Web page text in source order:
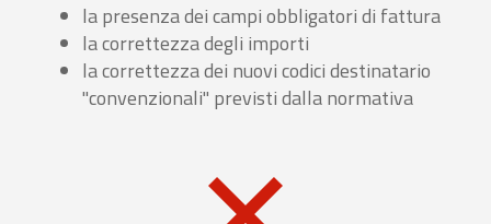
la presenza dei campi obbligatori di fattura
la correttezza degli importi
la correttezza dei nuovi codici destinatario
"convenzionali" previsti dalla normativa